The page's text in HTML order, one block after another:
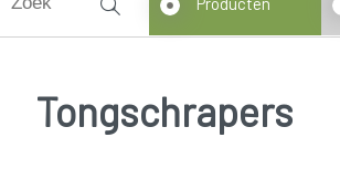
Tongschrapers